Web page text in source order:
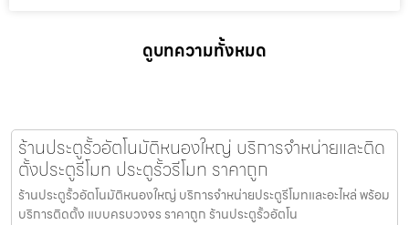
ดูบทความทั้งหมด
ร้านประตูรั้วอัตโนมัติหนองใหญ่ บริการจำหน่ายและติด
ตั้งประตูรีโมท ประตูรั้วรีโมท ราคาถูก
ร้านประตูรั้วอัตโนมัติหนองใหญ่ บริการจำหน่ายประตูรีโมทและอะไหล่ พร้อม
บริการติดตั้ง แบบครบวงจร ราคาถูก ร้านประตูรั้วอัตโน